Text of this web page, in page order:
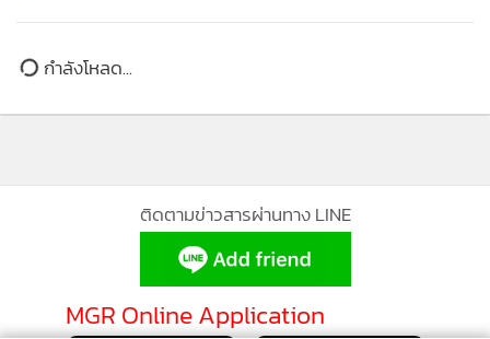
ติดตามข่าวสารผ่านทาง LINE
MGR Online Application